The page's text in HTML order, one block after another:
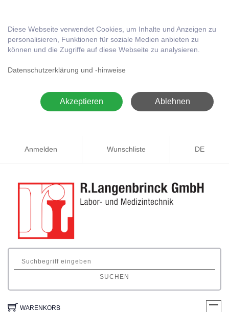
Diese Webseite verwendet Cookies, um Inhalte und Anzeigen zu
personalisieren, Funktionen für soziale Medien anbieten zu
können und die Zugriffe auf diese Webseite zu analysieren.
Datenschutzerklärung und -hinweise
Ablehnen
Akzeptieren
Anmelden Wunschliste DE
SUCHEN
WARENKORB